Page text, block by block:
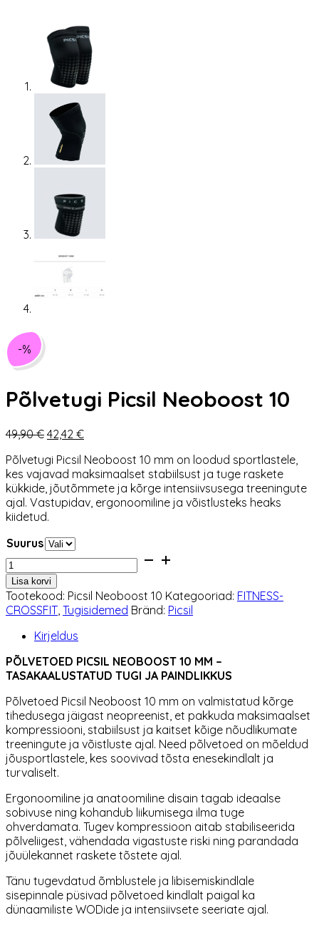
-%
Põlvetugi Picsil Neoboost 10
49,90€ Algne
oli:
49,90 €.
42,42 €Praegune
on:
42,42 €.
Põlvetugi Picsil Neoboost 10 mm on loodud sportlastele,
kes vajavad maksimaalset stabiilsust ja tuge raskete
kükkide, jõutõmmete ja kõrge intensiivsusega treeningute
ajal. Vastupidav, ergonoomiline ja võistlusteks heaks
kiidetud.
Suurus
Põlvetugi
Picsil
Neoboost
10
kogus
Lisa korvi
Tootekood: Picsil Neoboost 10 Kategooriad: FITNESS-
CROSSFIT, Tugisidemed Bränd: Picsil
Kirjeldus
PÕLVETOED PICSIL NEOBOOST 10 MM –
TASAKAALUSTATUD TUGI JA PAINDLIKKUS
Põlvetoed Picsil Neoboost 10 mm on valmistatud kõrge
tihedusega jäigast neopreenist, et pakkuda maksimaalset
kompressiooni, stabiilsust ja kaitset kõige nõudlikumate
treeningute ja võistluste ajal. Need põlvetoed on mõeldud
jõusportlastele, kes soovivad tõsta enesekindlalt ja
turvaliselt.
Ergonoomiline ja anatoomiline disain tagab ideaalse
sobivuse ning kohandub liikumisega ilma tuge
ohverdamata. Tugev kompressioon aitab stabiliseerida
põlveliigest, vähendada vigastuste riski ning parandada
jõuülekannet raskete tõstete ajal.
Tänu tugevdatud õmblustele ja libisemiskindlale
sisepinnale püsivad põlvetoed kindlalt paigal ka
dünaamiliste WODide ja intensiivsete seeriate ajal.